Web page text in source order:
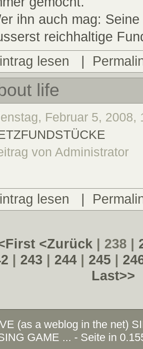
ihn auch mag:
reichhaltige
lesen
|
life
Februar 5, 2008,
von Administrator
lesen |
<Zurück | 238 |
| 243 | 244 | 245 |
Last>>
(as a weblog in the net)
GAME ... - Seite in